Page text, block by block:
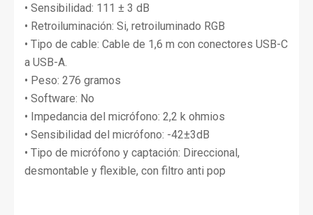
• Sensibilidad: 111 ± 3 dB
• Retroiluminación: Si, retroiluminado RGB
• Tipo de cable: Cable de 1,6 m con conectores USB-C
a USB-A.
• Peso: 276 gramos
• Software: No
• Impedancia del micrófono: 2,2 k ohmios
• Sensibilidad del micrófono: -42±3dB
• Tipo de micrófono y captación: Direccional,
desmontable y flexible, con filtro anti pop